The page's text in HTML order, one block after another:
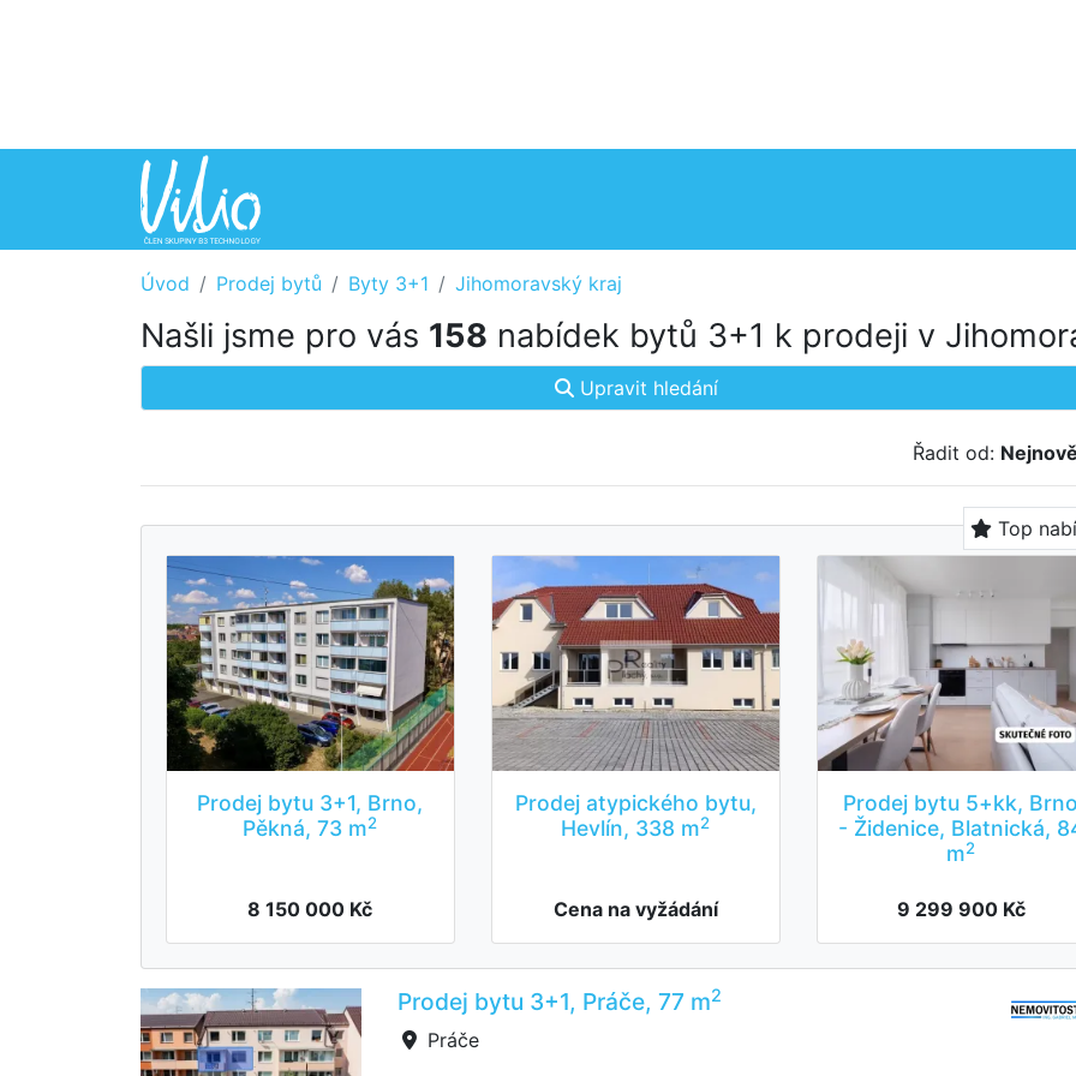
Úvod Prodej bytů Byty 3+1 Jihomoravský kraj
Našli jsme pro vás 158 nabídek bytů 3+1 k prodeji v
Upravit hledání
Řadit od:
Top
Prodej bytu 3+1, Brno,
Pěkná, 73 m2
8 150 000 Kč
Prodej atypického bytu,
Hevlín, 338 m2
Cena na vyžádání
Prodej bytu 5+kk,
- Židenice, Blatnická,
m2
9 299 900 Kč
Prodej bytu 3+1, Práče, 77 m2
Práče